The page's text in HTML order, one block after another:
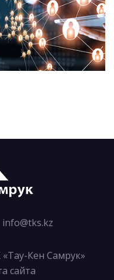
info@tks.kz
Кен Самрук»
сайта